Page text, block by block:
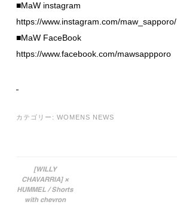
■MaW instagram
https://www.instagram.com/maw_sapporo/
■MaW FaceBook
https://www.facebook.com/mawsappporo
カテゴリー: WOMENS NEWS
投稿ナビゲーション
[WILLY
CHAVARRIA] ×
HUMMEL / Shorts
with chevron